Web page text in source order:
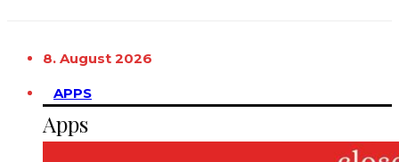
8. August 2026
APPS
Apps